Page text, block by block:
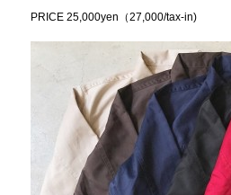
PRICE 25,000yen（27,000/tax-in)